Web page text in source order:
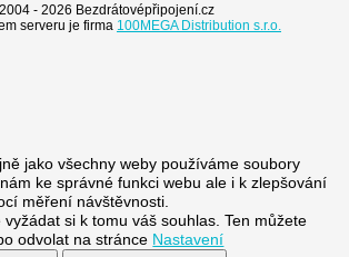
- 2026 Bezdrátovépřipojení.cz
serveru je firma 100MEGA Distribution s.r.o.
jako všechny weby používáme soubory
ke správné funkci webu ale i k zlepšování
měření návštěvnosti.
si k tomu váš souhlas. Ten můžete
odvolat na stránce Nastavení